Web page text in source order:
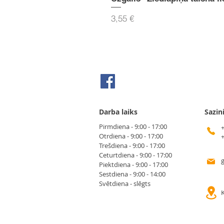
Cena
3,55 €
Darba laiks
Pirmdiena - 9:00 - 17:00
Otrdiena - 9:00 - 17:00
Trešdiena - 9:00 - 17:00
Ceturtdiena - 9:00 - 17:00
Piektdiena - 9:00 - 17:00
Sestdiena - 9:00 - 14:00
Svētdiena - slēgts